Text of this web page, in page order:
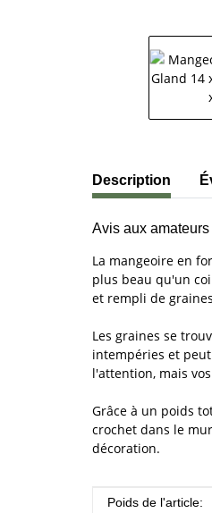
Description
Avis aux
La mangeoire en
plus beau qu'un
et rempli de
Les graines se
intempéries et
l'attention, mais
Grâce à un poids
crochet dans le
décoration.
Poids de l'article: